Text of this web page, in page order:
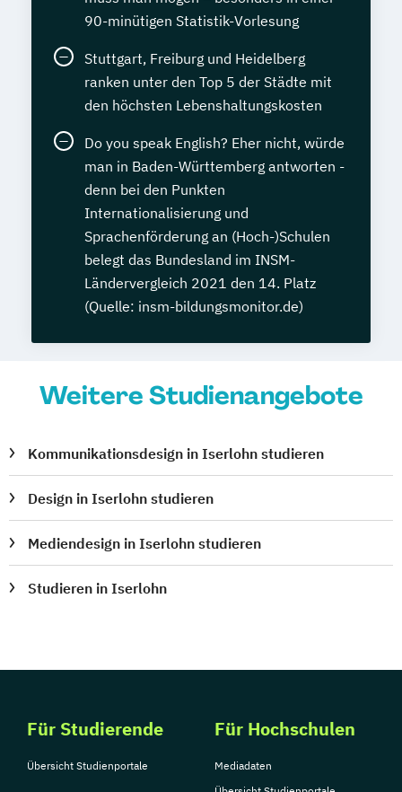
90-minütigen Statistik-Vorlesung
Stuttgart, Freiburg und Heidelberg
ranken unter den Top 5 der Städte mit
den höchsten Lebenshaltungskosten
Do you speak English? Eher nicht, würde
man in Baden-Württemberg antworten -
denn bei den Punkten
Internationalisierung und
Sprachenförderung an (Hoch-)Schulen
belegt das Bundesland im INSM-
Ländervergleich 2021 den 14. Platz
(Quelle: insm-bildungsmonitor.de)
Weitere Studienangebote
Kommunikationsdesign in Iserlohn studieren
Design in Iserlohn studieren
Mediendesign in Iserlohn studieren
Studieren in Iserlohn
Für Studierende
Übersicht Studienportale
Für Hochschulen
Mediadaten